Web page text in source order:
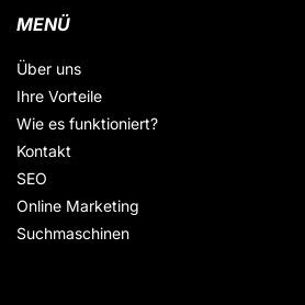
MENÜ
Über uns
Ihre Vorteile
Wie es funktioniert?
Kontakt
SEO
Online Marketing
Suchmaschinen